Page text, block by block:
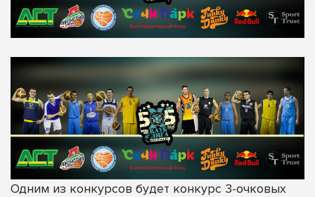
Одним из конкурсов будет конкурс 3-очковых